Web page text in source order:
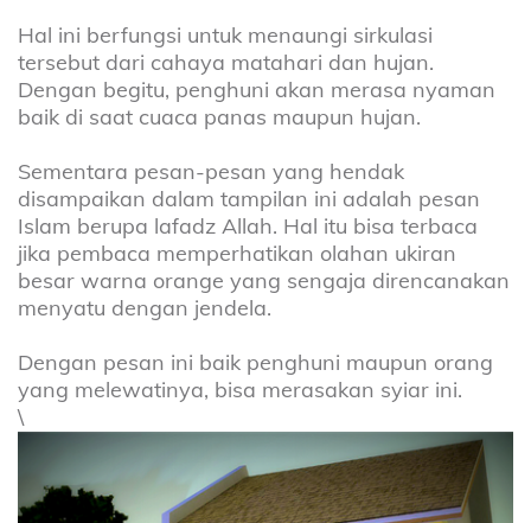
Hal ini berfungsi untuk menaungi sirkulasi
tersebut dari cahaya matahari dan hujan.
Dengan begitu, penghuni akan merasa nyaman
baik di saat cuaca panas maupun hujan.
Sementara pesan-pesan yang hendak
disampaikan dalam tampilan ini adalah pesan
Islam berupa lafadz Allah. Hal itu bisa terbaca
jika pembaca memperhatikan olahan ukiran
besar warna orange yang sengaja direncanakan
menyatu dengan jendela.
Dengan pesan ini baik penghuni maupun orang
yang melewatinya, bisa merasakan syiar ini.
\